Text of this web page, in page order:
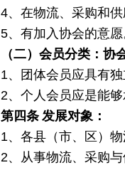
4、在物流、采购和
5、有加入协会的意
（二）会员分类：协
1、团体会员应具有
2、个人会员应是能
第四条 发展对象：
1、各县（市、区）
2、从事物流、采购